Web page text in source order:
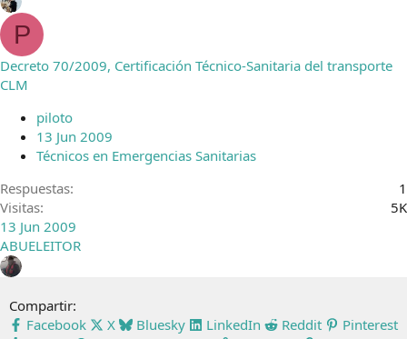
P
Decreto 70/2009, Certificación Técnico-Sanitaria del transporte
CLM
piloto
13 Jun 2009
Técnicos en Emergencias Sanitarias
Respuestas
1
Visitas
5K
13 Jun 2009
ABUELEITOR
Compartir:
Facebook
X Bluesky LinkedIn Reddit
Pinterest